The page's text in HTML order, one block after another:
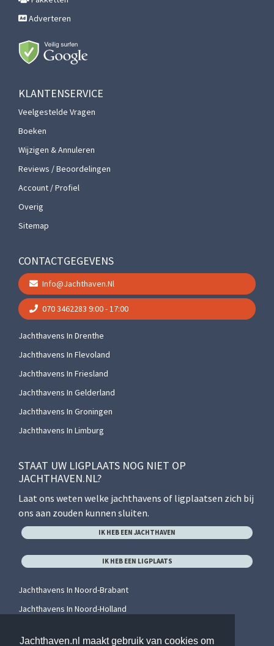
Jachthaven.nl maakt gebruik van cookies om
Adverteren
KLANTENSERVICE
Veelgestelde Vragen
Boeken
Wijzigen & Annuleren
Reviews / Beoordelingen
Account / Profiel
Overig
Sitemap
CONTACTGEGEVENS
Info@jachthaven.nl
070 3462283 9:00 - 17:00
Jachthavens In Drenthe
Jachthavens In Flevoland
Jachthavens In Friesland
Jachthavens In Gelderland
Jachthavens In Groningen
Jachthavens In Limburg
STAAT UW LIGPLAATS NOG NIET OP
JACHTHAVEN.NL?
Laat ons weten welke jachthavens of ligplaatsen zich bij
ons aan zouden kunnen sluiten.
IK HEB EEN JACHTHAVEN
IK HEB EEN LIGPLAATS
Jachthavens In Noord-Brabant
Jachthavens In Noord-Holland